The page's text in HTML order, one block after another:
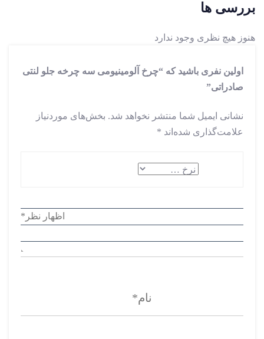
بررسی ها
هنوز هیچ نظری وجود ندارد
اولین نفری باشید که “چرخ آلومينيومی سه چرخه جلو لنتی
صادراتی”
نشانی ایمیل شما منتشر نخواهد شد. بخش‌های موردنیاز
علامت‌گذاری شده‌اند *